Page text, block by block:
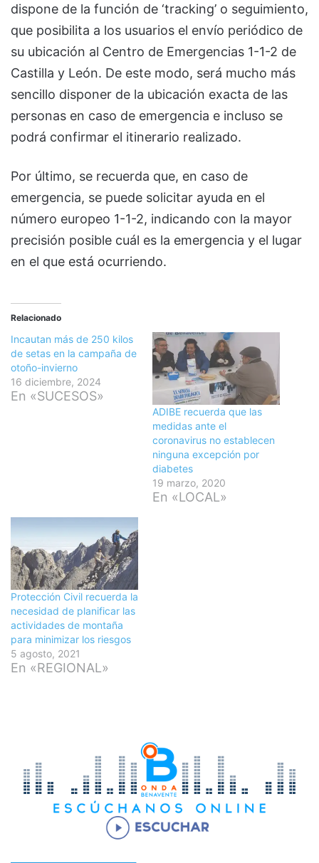
dispone de la función de ‘tracking’ o seguimiento,
que posibilita a los usuarios el envío periódico de
su ubicación al Centro de Emergencias 1-1-2 de
Castilla y León. De este modo, será mucho más
sencillo disponer de la ubicación exacta de las
personas en caso de emergencia e incluso se
podrá confirmar el itinerario realizado.
Por último, se recuerda que, en caso de
emergencia, se puede solicitar ayuda en el
número europeo 1-1-2, indicando con la mayor
precisión posible cuál es la emergencia y el lugar
en el que está ocurriendo.
Relacionado
Incautan más de 250 kilos
de setas en la campaña de
otoño-invierno
16 diciembre, 2024
En «SUCESOS»
ADIBE recuerda que las
medidas ante el
coronavirus no establecen
ninguna excepción por
diabetes
19 marzo, 2020
En «LOCAL»
Protección Civil recuerda la
necesidad de planificar las
actividades de montaña
para minimizar los riesgos
5 agosto, 2021
En «REGIONAL»